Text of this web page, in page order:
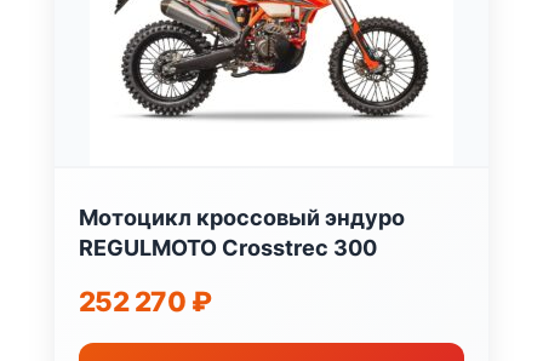
Мотоцикл кроссовый эндуро
REGULMOTO Crosstrec 300
252 270 ₽